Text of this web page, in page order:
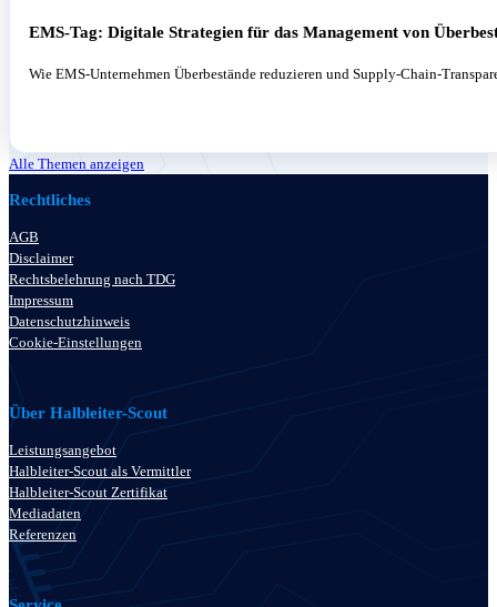
EMS-Tag: Digitale Strategien für das Management von
Wie EMS-Unternehmen Überbestände reduzieren und Supply-Chain-
Alle Themen anzeigen
Rechtliches
AGB
Disclaimer
Rechtsbelehrung nach TDG
Impressum
Datenschutzhinweis
Cookie-Einstellungen
Über Halbleiter-Scout
Leistungsangebot
Halbleiter-Scout als Vermittler
Halbleiter-Scout Zertifikat
Mediadaten
Referenzen